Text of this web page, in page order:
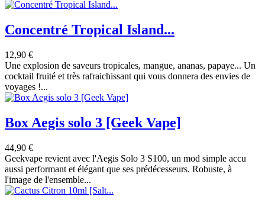
Concentré Tropical Island...
12,90 €
Une explosion de saveurs tropicales, mangue, ananas, papaye... Un
cocktail fruité et très rafraichissant qui vous donnera des envies de
voyages !...
Box Aegis solo 3 [Geek Vape]
44,90 €
Geekvape revient avec l'Aegis Solo 3 S100, un mod simple accu
aussi performant et élégant que ses prédécesseurs. Robuste, à
l'image de l'ensemble...